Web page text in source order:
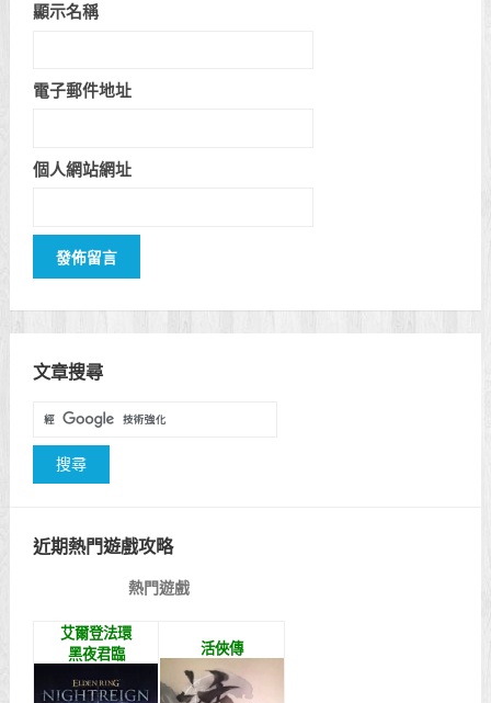
顯示名稱
電子郵件地址
個人網站網址
文章搜尋
近期熱門遊戲攻略
熱門遊戲
艾爾登法環
黑夜君臨
活俠傳